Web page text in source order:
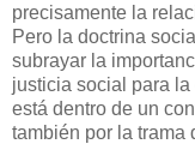
precisamente la
Pero la doctrina
subrayar la
justicia social para
está dentro de un
también por la trama